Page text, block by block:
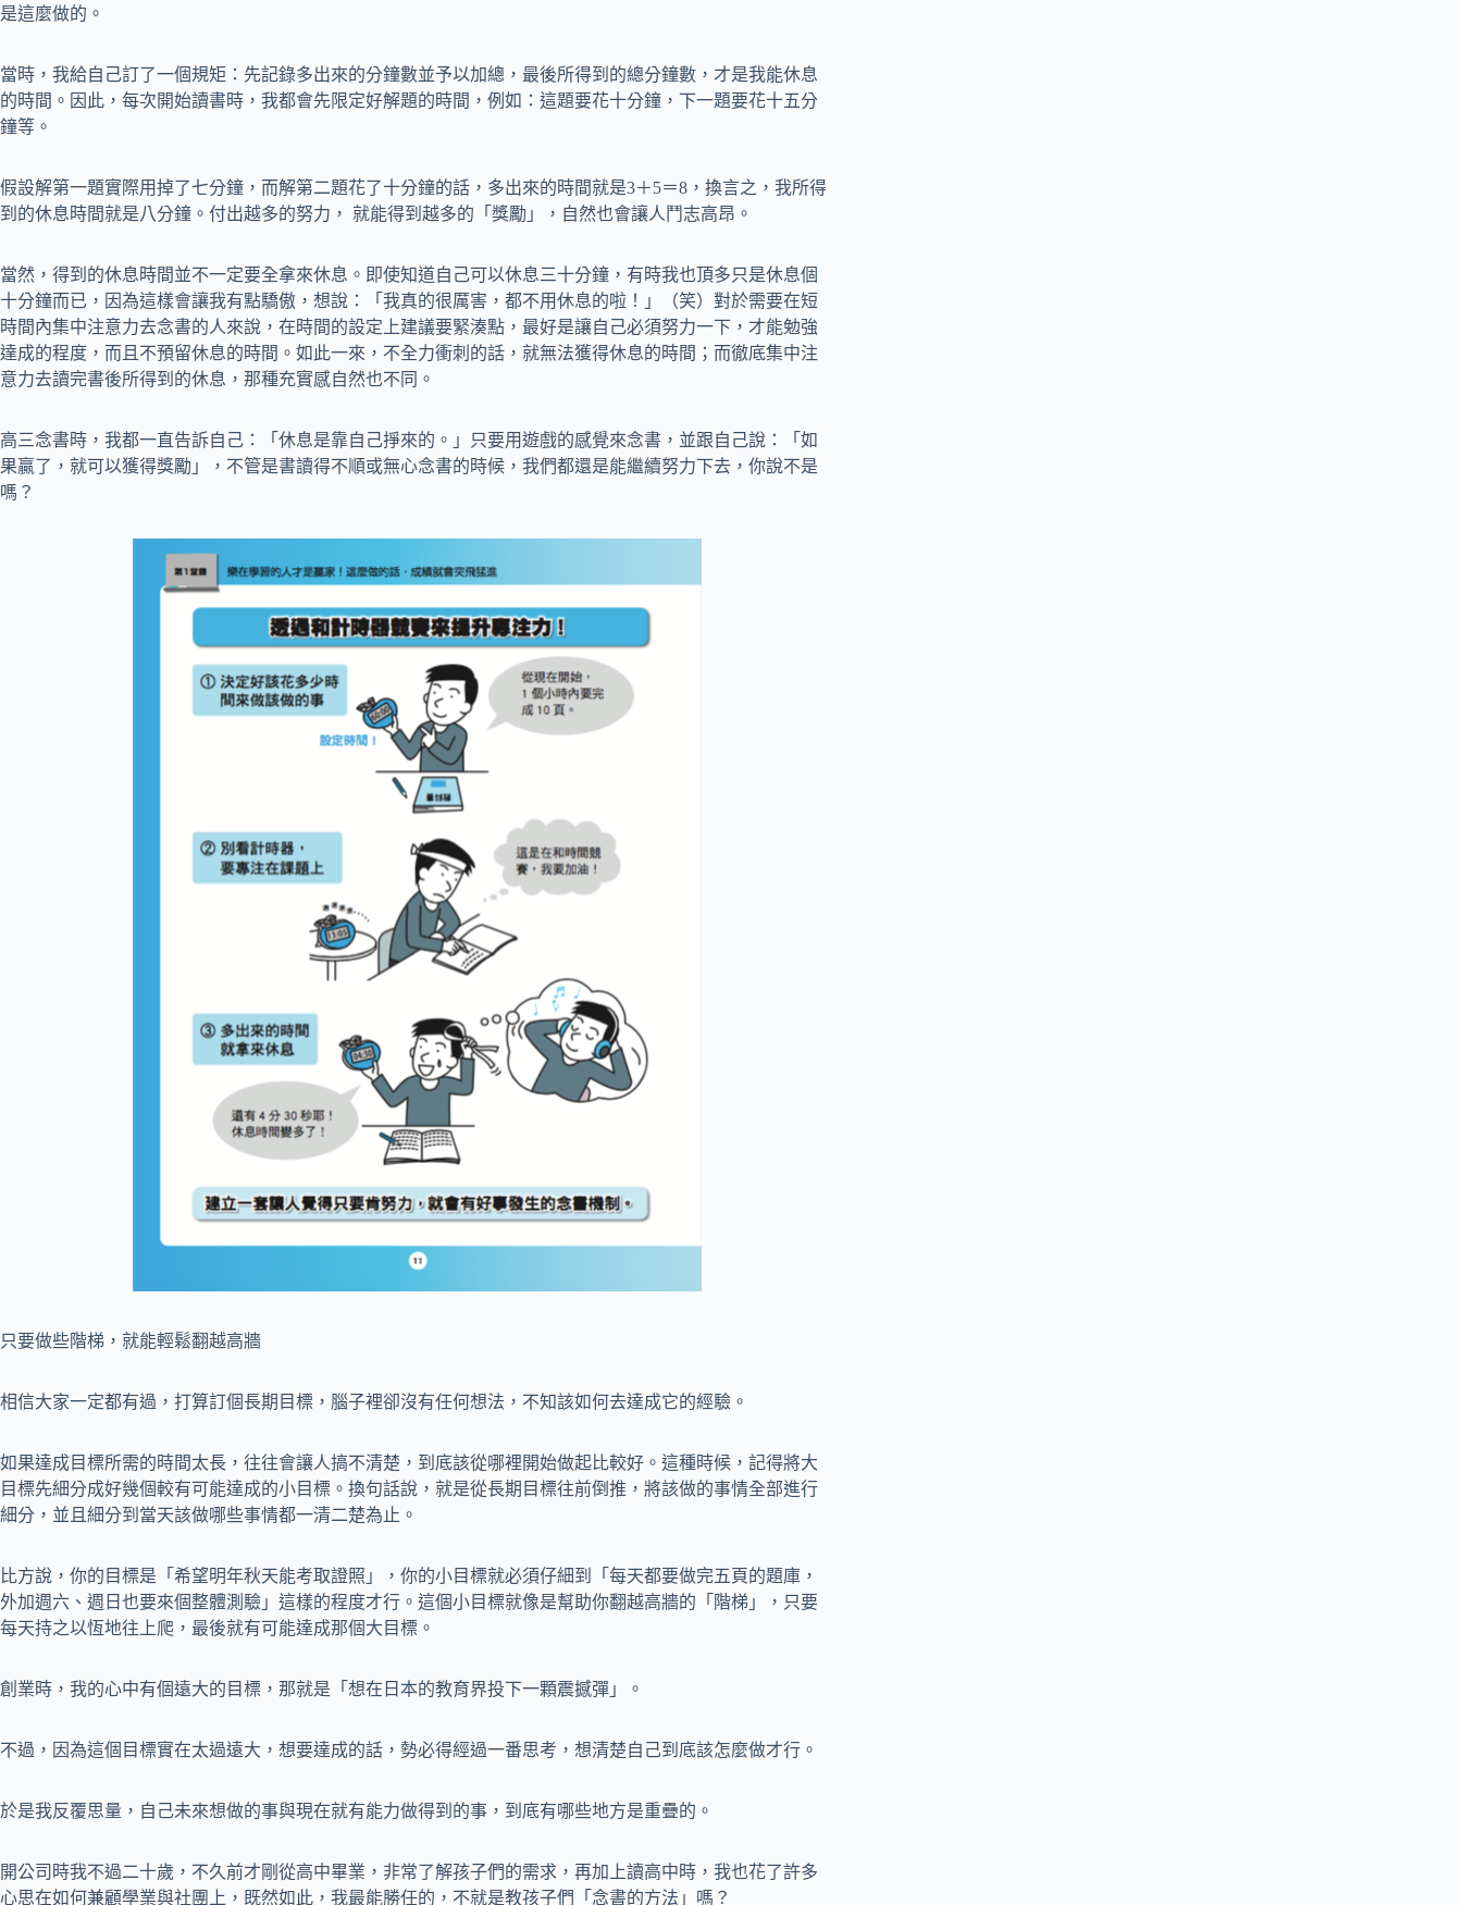
是這麼做的。
當時，我給自己訂了一個規矩：先記錄多出來的分鐘數並予以加總，最後所得到的總分鐘數，才是我能休息
的時間。因此，每次開始讀書時，我都會先限定好解題的時間，例如：這題要花十分鐘，下一題要花十五分
鐘等。
假設解第一題實際用掉了七分鐘，而解第二題花了十分鐘的話，多出來的時間就是3＋5＝8，換言之，我所得
到的休息時間就是八分鐘。付出越多的努力， 就能得到越多的「獎勵」，自然也會讓人鬥志高昂。
當然，得到的休息時間並不一定要全拿來休息。即使知道自己可以休息三十分鐘，有時我也頂多只是休息個
十分鐘而已，因為這樣會讓我有點驕傲，想說：「我真的很厲害，都不用休息的啦！」（笑）對於需要在短
時間內集中注意力去念書的人來說，在時間的設定上建議要緊湊點，最好是讓自己必須努力一下，才能勉強
達成的程度，而且不預留休息的時間。如此一來，不全力衝刺的話，就無法獲得休息的時間；而徹底集中注
意力去讀完書後所得到的休息，那種充實感自然也不同。
高三念書時，我都一直告訴自己：「休息是靠自己掙來的。」只要用遊戲的感覺來念書，並跟自己說：「如
果贏了，就可以獲得獎勵」，不管是書讀得不順或無心念書的時候，我們都還是能繼續努力下去，你說不是
嗎？
只要做些階梯，就能輕鬆翻越高牆
相信大家一定都有過，打算訂個長期目標，腦子裡卻沒有任何想法，不知該如何去達成它的經驗。
如果達成目標所需的時間太長，往往會讓人搞不清楚，到底該從哪裡開始做起比較好。這種時候，記得將大
目標先細分成好幾個較有可能達成的小目標。換句話說，就是從長期目標往前倒推，將該做的事情全部進行
細分，並且細分到當天該做哪些事情都一清二楚為止。
比方說，你的目標是「希望明年秋天能考取證照」，你的小目標就必須仔細到「每天都要做完五頁的題庫，
外加週六、週日也要來個整體測驗」這樣的程度才行。這個小目標就像是幫助你翻越高牆的「階梯」，只要
每天持之以恆地往上爬，最後就有可能達成那個大目標。
創業時，我的心中有個遠大的目標，那就是「想在日本的教育界投下一顆震撼彈」。
不過，因為這個目標實在太過遠大，想要達成的話，勢必得經過一番思考，想清楚自己到底該怎麼做才行。
於是我反覆思量，自己未來想做的事與現在就有能力做得到的事，到底有哪些地方是重疊的。
開公司時我不過二十歲，不久前才剛從高中畢業，非常了解孩子們的需求，再加上讀高中時，我也花了許多
心思在如何兼顧學業與社團上，既然如此，我最能勝任的，不就是教孩子們「念書的方法」嗎？